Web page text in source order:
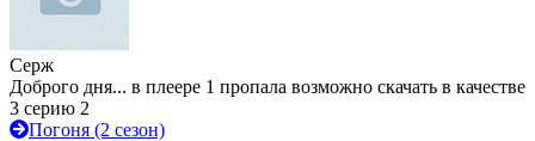
Серж
Доброго дня... в плеере 1 пропала возможно скачать в качестве
3 серию 2
Погоня (2 сезон)